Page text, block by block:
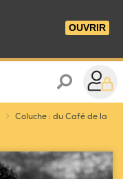
OUVRIR
Coluche : du Café de la